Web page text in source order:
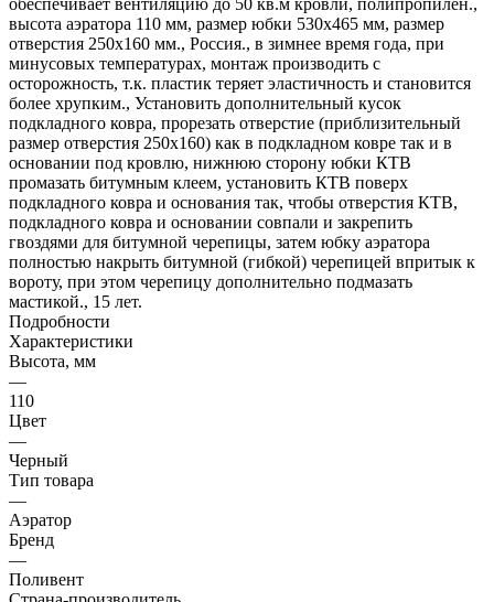
высота аэратора 110 мм, размер юбки 530х465 мм, размер
отверстия 250х160 мм., Россия., в зимнее время года, при
минусовых температурах, монтаж производить с
осторожность, т.к. пластик теряет эластичность и становится
более хрупким., Установить дополнительный кусок
подкладного ковра, прорезать отверстие (приблизительный
размер отверстия 250х160) как в подкладном ковре так и в
основании под кровлю, нижнюю сторону юбки КТВ
промазать битумным клеем, установить КТВ поверх
подкладного ковра и основания так, чтобы отверстия КТВ,
подкладного ковра и основании совпали и закрепить
гвоздями для битумной черепицы, затем юбку аэратора
полностью накрыть битумной (гибкой) черепицей впритык к
вороту, при этом черепицу дополнительно подмазать
мастикой., 15 лет.
Подробности
Характеристики
Высота, мм
—
110
Цвет
—
Черный
Тип товара
—
Аэратор
Бренд
—
Поливент